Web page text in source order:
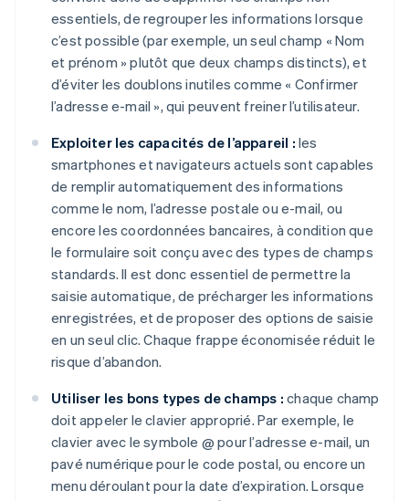
essentiels, de regrouper les informations lorsque
c’est possible (par exemple, un seul champ « Nom
et prénom » plutôt que deux champs distincts), et
d’éviter les doublons inutiles comme « Confirmer
l’adresse e-mail », qui peuvent freiner l’utilisateur.
Exploiter les capacités de l’appareil : les
smartphones et navigateurs actuels sont capables
de remplir automatiquement des informations
comme le nom, l’adresse postale ou e-mail, ou
encore les coordonnées bancaires, à condition que
le formulaire soit conçu avec des types de champs
standards. Il est donc essentiel de permettre la
saisie automatique, de précharger les informations
enregistrées, et de proposer des options de saisie
en un seul clic. Chaque frappe économisée réduit le
risque d’abandon.
Utiliser les bons types de champs : chaque champ
doit appeler le clavier approprié. Par exemple, le
clavier avec le symbole @ pour l’adresse e-mail, un
pavé numérique pour le code postal, ou encore un
menu déroulant pour la date d’expiration. Lorsque